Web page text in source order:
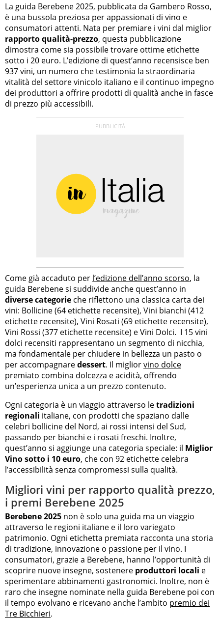
La guida Berebene 2025, pubblicata da Gambero Rosso,
è una bussola preziosa per appassionati di vino e
consumatori attenti. Nata per premiare i vini dal miglior
rapporto qualità-prezzo, questa pubblicazione
dimostra come sia possibile trovare ottime etichette
sotto i 20 euro. L’edizione di quest’anno recensisce ben
937 vini, un numero che testimonia la straordinaria
vitalità del settore vinicolo italiano e il continuo impegno
dei produttori a offrire prodotti di qualità anche in fasce
di prezzo più accessibili.
Come già accaduto per l’edizione dell’anno scorso, la
guida Berebene si suddivide anche quest’anno in
diverse categorie che riflettono una classica carta dei
vini: Bollicine (64 etichette recensite), Vini bianchi (412
etichette recensite), Vini Rosati (69 etichette recensite),
Vini Rossi (377 etichette recensite) e Vini Dolci. I 15 vini
dolci recensiti rappresentano un segmento di nicchia,
ma fondamentale per chiudere in bellezza un pasto o
per accompagnaredessert. Il migliorvino dolce
premiato combina dolcezza e acidità, offrendo
un’esperienza unica a un prezzo contenuto.
Ogni categoria è un viaggio attraverso letradizioni
regionali italiane, con prodotti che spaziano dalle
celebri bollicine del Nord, ai rossi intensi del Sud,
passando per bianchi e i rosati freschi. Inoltre,
quest’anno si aggiunge una categoria speciale: il Miglior
Vino sotto i 10 euro, che con 92 etichette celebra
l’accessibilità senza compromessi sulla qualità.
Migliori vini per rapporto qualità prezzo,
i premi Berebene 2025
Berebene 2025 non è solo una guida ma un viaggio
attraverso le regioni italiane e il loro variegato
patrimonio. Ogni etichetta premiata racconta una storia
di tradizione, innovazione o passione per il vino. I
consumatori, grazie a Berebene, hanno l’opportunità di
scoprire nuove insegne, sostenere produttori locali e
sperimentare abbinamenti gastronomici. Inoltre, non è
raro che insegne nominate nella guida Berebene poi con
il tempo evolvano e ricevano anche l’ambito premio dei
Tre Bicchieri.